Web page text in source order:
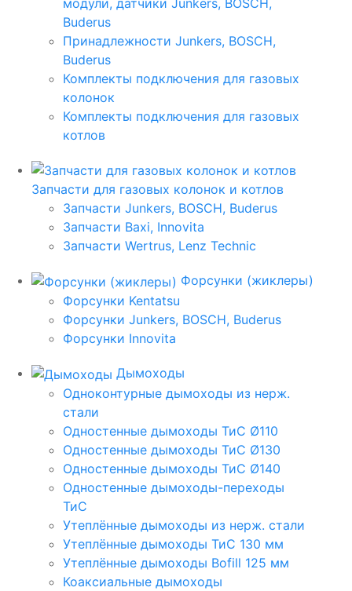
Buderus
Принадлежности Junkers, BOSCH,
Buderus
Комплекты подключения для газовых
колонок
Комплекты подключения для газовых
котлов
Запчасти для газовых колонок и котлов
Запчасти Junkers, BOSCH, Buderus
Запчасти Baxi, Innovita
Запчасти Wertrus, Lenz Technic
Форсунки (жиклеры)
Форсунки Kentatsu
Форсунки Junkers, BOSCH, Buderus
Форсунки Innovita
Дымоходы
Одноконтурные дымоходы из нерж.
стали
Одностенные дымоходы ТиС Ø110
Одностенные дымоходы ТиС Ø130
Одностенные дымоходы ТиС Ø140
Одностенные дымоходы-переходы
ТиС
Утеплённые дымоходы из нерж. стали
Утеплённые дымоходы ТиС 130 мм
Утеплённые дымоходы Bofill 125 мм
Коаксиальные дымоходы